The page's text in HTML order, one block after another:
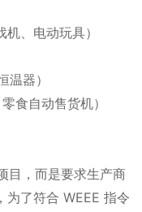
、电动玩具）
器）
食自动售货机）
目，而是要求生产商
为了符合 WEEE 指令